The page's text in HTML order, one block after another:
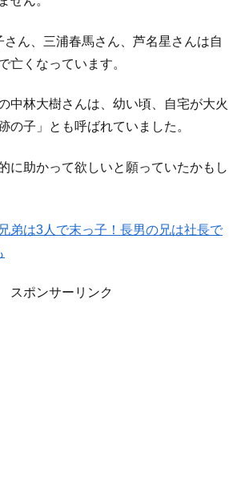
ん、三浦春馬さん、芦名星さんは自
亡くなっています。
中林大樹さんは、幼い頃、自宅が大火
の子」とも呼ばれていました。
に助かって欲しいと願っていたかもし
弟は3人で末っ子！長男の兄は社長で
スポンサーリンク